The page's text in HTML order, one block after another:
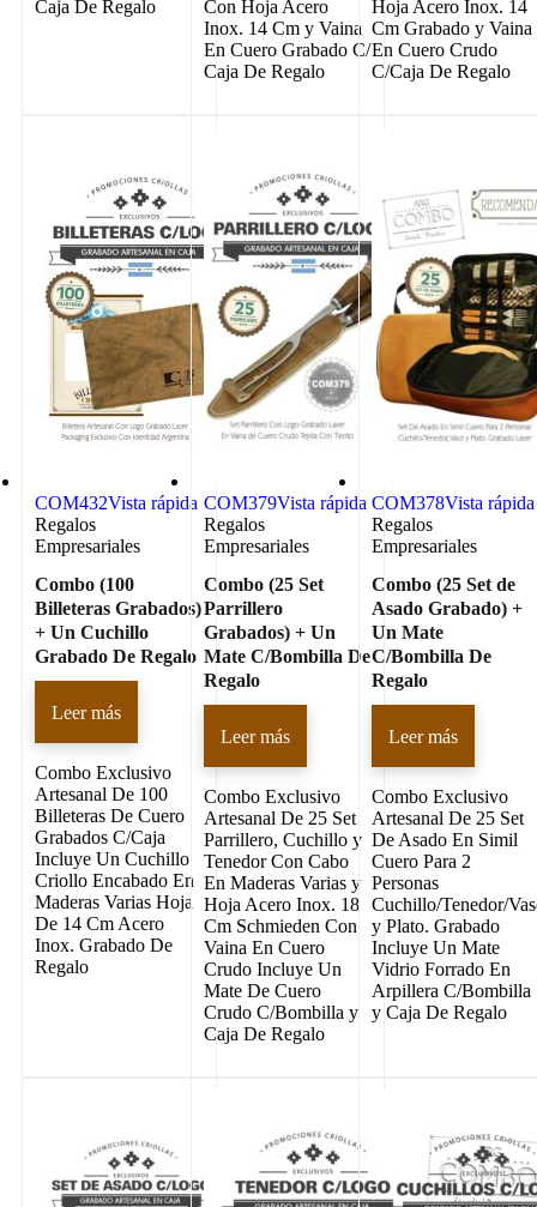
Caja De Regalo
Con Hoja Acero
Inox. 14 Cm y Vaina
En Cuero Grabado C/
Caja De Regalo
Hoja Acero Inox. 14
Cm Grabado y Vaina
En Cuero Crudo
C/Caja De Regalo
COM432Vista rápida
Regalos
Empresariales
Combo (100
Billeteras Grabados)
+ Un Cuchillo
Grabado De Regalo
Leer más
Combo Exclusivo
Artesanal De 100
Billeteras De Cuero
Grabados C/Caja
Incluye Un Cuchillo
Criollo Encabado En
Maderas Varias Hoja
De 14 Cm Acero
Inox. Grabado De
Regalo
COM379Vista rápida
Regalos
Empresariales
Combo (25 Set
Parrillero
Grabados) + Un
Mate C/Bombilla De
Regalo
Leer más
Combo Exclusivo
Artesanal De 25 Set
Parrillero, Cuchillo y
Tenedor Con Cabo
En Maderas Varias y
Hoja Acero Inox. 18
Cm Schmieden Con
Vaina En Cuero
Crudo Incluye Un
Mate De Cuero
Crudo C/Bombilla y
Caja De Regalo
COM378Vista rápida
Regalos
Empresariales
Combo (25 Set de
Asado Grabado) +
Un Mate
C/Bombilla De
Regalo
Leer más
Combo Exclusivo
Artesanal De 25 Set
De Asado En Simil
Cuero Para 2
Personas
Cuchillo/Tenedor/
y Plato. Grabado
Incluye Un Mate
Vidrio Forrado En
Arpillera C/Bombilla
y Caja De Regalo